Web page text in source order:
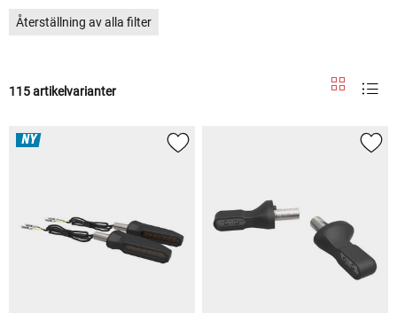
Återställning av alla filter
115 artikelvarianter
NY